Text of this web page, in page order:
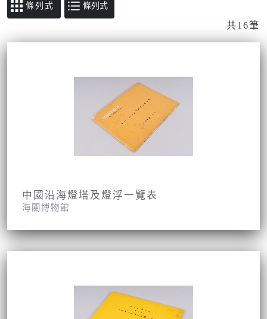
條列式
共16筆
中國沿海燈塔及燈浮一覽表
海關博物館